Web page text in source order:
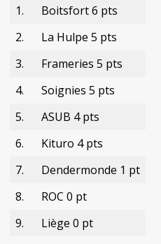
1.
Boitsfort 6 pts
2.
La Hulpe 5 pts
3.
Frameries 5 pts
4.
Soignies 5 pts
5.
ASUB 4 pts
6.
Kituro 4 pts
7.
Dendermonde 1 pt
8.
ROC 0 pt
9.
Liège 0 pt